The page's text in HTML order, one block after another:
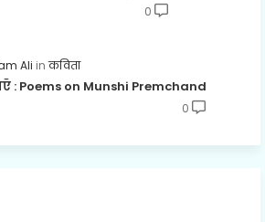
0
Ali कविता
: Poems on Munshi Premchand
0